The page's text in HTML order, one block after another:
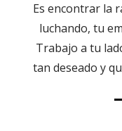
Es encontrar la
luchando, tu
Trabajo a tu
tan deseado y